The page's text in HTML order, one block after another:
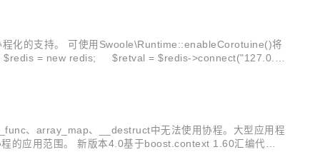
化的支持。 可使用Swoole\Runtime::enableCorotuine()将
、array_map、__destruct中无法使用协程。大型应用程
的应用范围。 新版本4.0基于boost.context 1.60汇编代码